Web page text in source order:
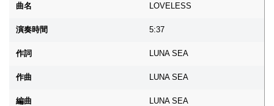
曲名 LOVELESS
演奏時間 5:37
作詞 LUNA SEA
作曲 LUNA SEA
編曲 LUNA SEA